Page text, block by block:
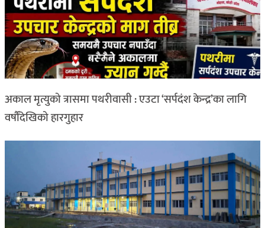
अकाल मृत्युको त्रासमा पथरीवासी : एउटा ‘सर्पदंश केन्द्र’का लागि
वर्षौंदेखिको हारगुहार